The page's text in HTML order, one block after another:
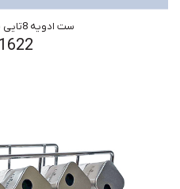
ست ادویه 8تایی شیشه گرد-گردان